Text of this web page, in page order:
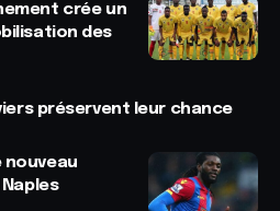
crée un
des
préservent leur chance
nouveau